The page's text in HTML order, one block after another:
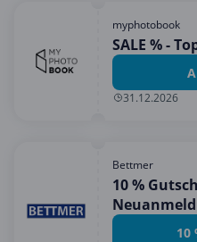
myphotobook
SALE % -
31.12.2026
Bettmer
10 %
10